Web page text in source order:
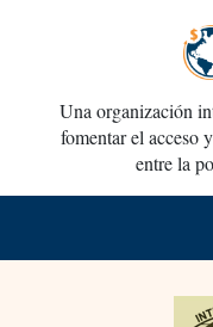
Una organización
fomentar el acceso
entre la